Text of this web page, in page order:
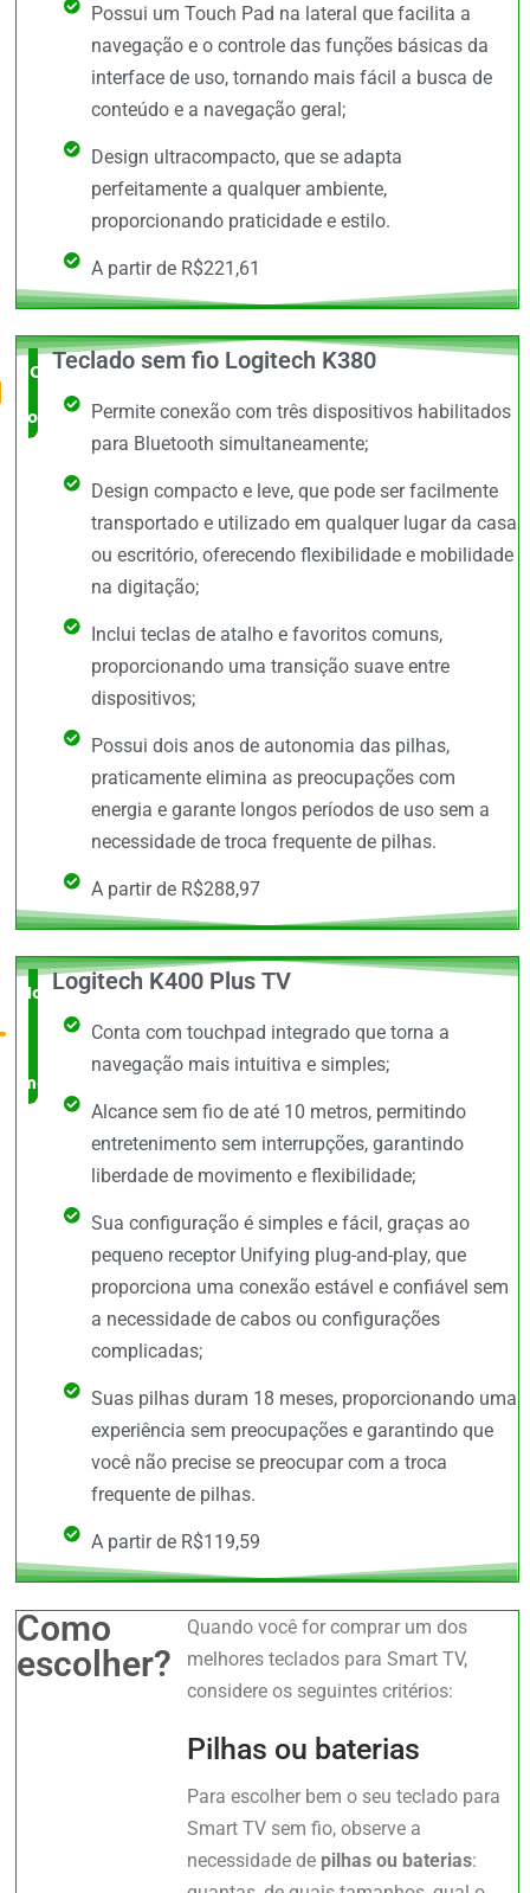
Possui um Touch Pad na lateral que facilita a
navegação e o controle das funções básicas da
interface de uso, tornando mais fácil a busca de
conteúdo e a navegação geral;
Design ultracompacto, que se adapta
perfeitamente a qualquer ambiente,
proporcionando praticidade e estilo.
A partir de R$221,61
O Mais
completo
Teclado sem fio Logitech K380
Permite conexão com três dispositivos habilitados
para Bluetooth simultaneamente;
Design compacto e leve, que pode ser facilmente
transportado e utilizado em qualquer lugar da casa
ou escritório, oferecendo flexibilidade e mobilidade
na digitação;
Inclui teclas de atalho e favoritos comuns,
proporcionando uma transição suave entre
dispositivos;
Possui dois anos de autonomia das pilhas,
praticamente elimina as preocupações com
energia e garante longos períodos de uso sem a
necessidade de troca frequente de pilhas.
A partir de R$288,97
Novidade
no
mercado
Logitech K400 Plus TV
Conta com touchpad integrado que torna a
navegação mais intuitiva e simples;
Alcance sem fio de até 10 metros, permitindo
entretenimento sem interrupções, garantindo
liberdade de movimento e flexibilidade;
Sua configuração é simples e fácil, graças ao
pequeno receptor Unifying plug-and-play, que
proporciona uma conexão estável e confiável sem
a necessidade de cabos ou configurações
complicadas;
Suas pilhas duram 18 meses, proporcionando uma
experiência sem preocupações e garantindo que
você não precise se preocupar com a troca
frequente de pilhas.
A partir de R$119,59
Como
escolher?
Quando você for comprar um dos
melhores teclados para Smart TV,
considere os seguintes critérios:
Pilhas ou baterias
Para escolher bem o seu teclado para
Smart TV sem fio, observe a
necessidade de pilhas ou baterias: